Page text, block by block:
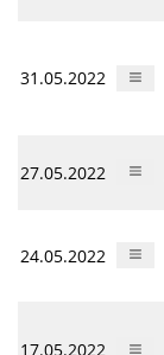
31.05.2022
27.05.2022
24.05.2022
17.05.2022